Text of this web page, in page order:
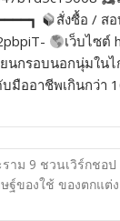
สั่งซื้อ / ส
เว็บไซต์
นกรอบนอกนุ่มใน
มืออาชีพเกินกว่า
าม 9 ชวนเวิร์กชอป
ฐ์ของใช้ ของตกแต่